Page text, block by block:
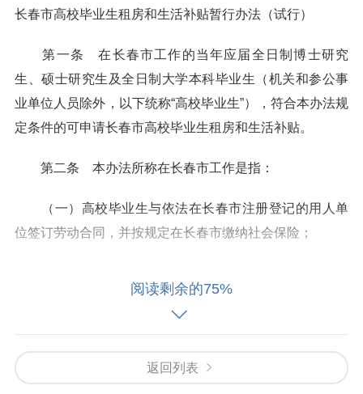
长春市高校毕业生租房和生活补贴暂行办法（试行）
第一条 在长春市工作的当年应届全日制博士研究
生、硕士研究生及全日制大学本科毕业生（机关和参公事
业单位人员除外，以下统称“高校毕业生”），符合本办法规
定条件的可申请长春市高校毕业生租房和生活补贴。
第二条 本办法所称在长春市工作是指：
（一）高校毕业生与依法在长春市注册登记的用人单
位签订劳动合同，并按规定在长春市缴纳社会保险；
单位签订劳动合同、工作地在长春市，并按规定在长春市
（三）高校毕业生与事业单位签订聘用合同、工作地
在长春市，并按规定在长春市缴纳社会保险；
阅读剩余的75%
返回列表